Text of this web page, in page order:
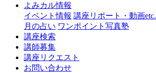
よみカル情報
イベント情報 講座リポート・動画etc.
月の占い ワンポイント写真塾
講座検索
講師募集
講座リクエスト
お問い合わせ